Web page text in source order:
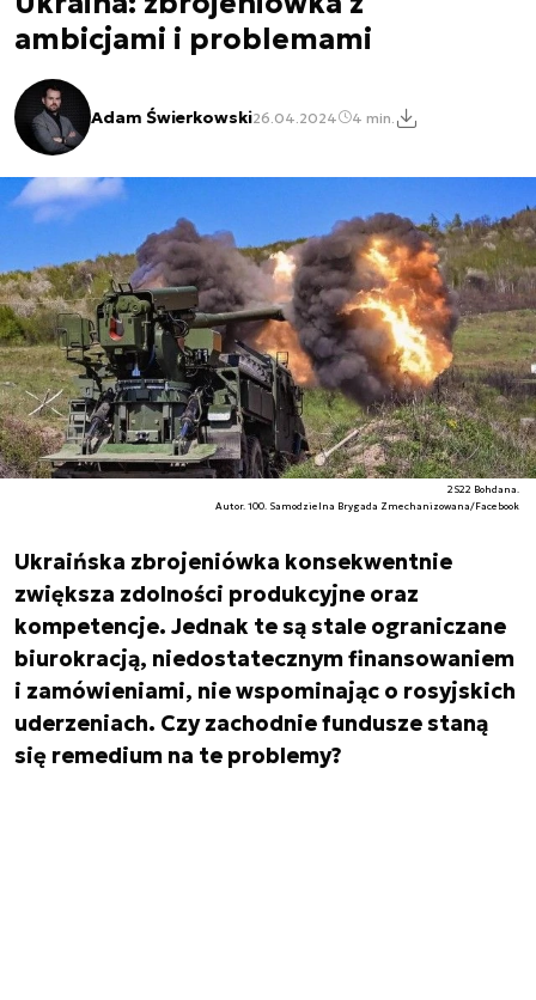
ambicjami i problemami
Adam Świerkowski26.04.2024 4 min.
2S22 Bohdana.
Autor. 100. Samodzielna Brygada Zmechanizowana/Facebook
Ukraińska zbrojeniówka konsekwentnie
zwiększa zdolności produkcyjne oraz
kompetencje. Jednak te są stale ograniczane
biurokracją, niedostatecznym finansowaniem
i zamówieniami, nie wspominając o rosyjskich
uderzeniach. Czy zachodnie fundusze staną
się remedium na te problemy?